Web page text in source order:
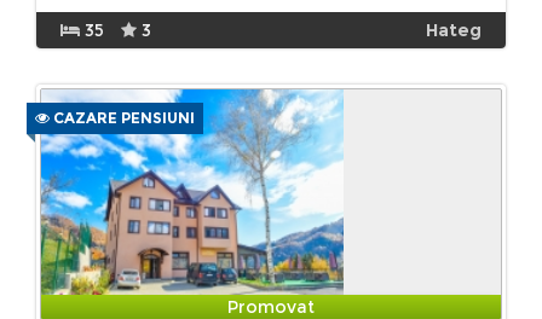
35 3 Hateg
CAZARE PENSIUNI
Promovat